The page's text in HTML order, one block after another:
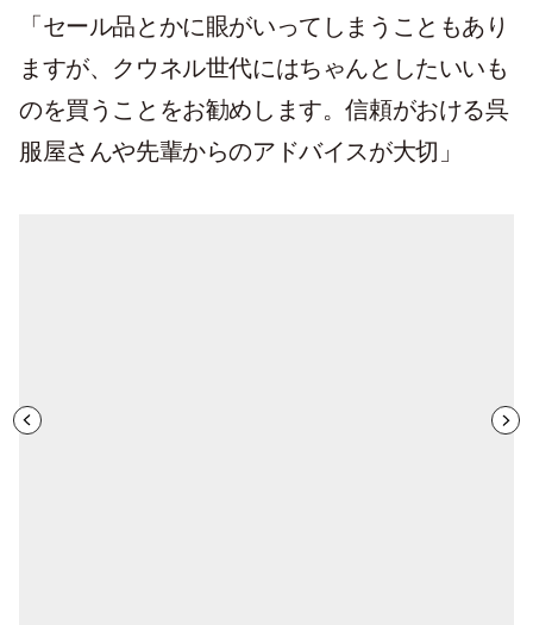
「セール品とかに眼がいってしまうこともあり
ますが、クウネル世代にはちゃんとしたいいも
のを買うことをお勧めします。信頼がおける呉
服屋さんや先輩からのアドバイスが大切」